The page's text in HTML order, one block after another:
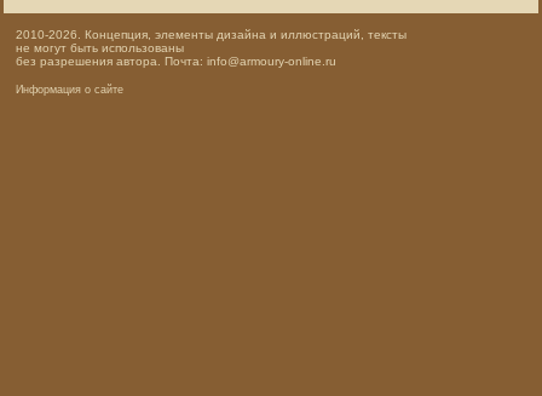
2010-2026. Концепция, элементы дизайна и иллюстраций, тексты
не могут быть использованы
без разрешения автора. Почта: info@armoury-online.ru
Информация о сайте